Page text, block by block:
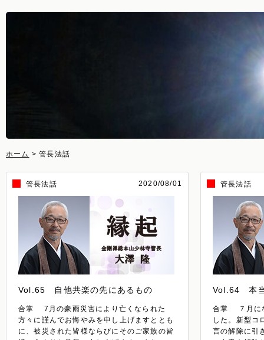
ホーム > 管長法話
管長法話 2020/08/01
Vol.65 自他共楽の先にあるもの
合掌 7月の豪雨災害により亡くなられた
方々に謹んでお悔やみを申し上げますととも
に、被災された皆様ならびにそのご家族の皆
管長法話
Vol.64 本
合掌 ７月に
した。新型コ
言の解除に引